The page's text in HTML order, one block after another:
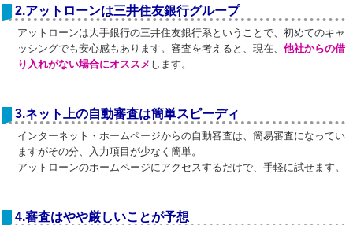
2.アットローンは三井住友銀行グループ
アットローンは大手銀行の三井住友銀行系ということで、初めてのキャ
ッシングでも安心感もあります。審査を考えると、現在、 他社からの借
り入れがない場合にオススメ します。
3.ネット上の自動審査は簡単スピーディ
インターネット・ホームページからの自動審査は、簡易審査になってい
ますがその分、入力項目が少なく簡単。
アットローンのホームページにアクセスするだけで、手軽に試せます。
4.審査はやや厳しいことが予想